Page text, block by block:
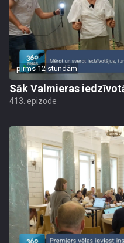
pirms 12 stundām
Sāk Valmieras
413. epizode